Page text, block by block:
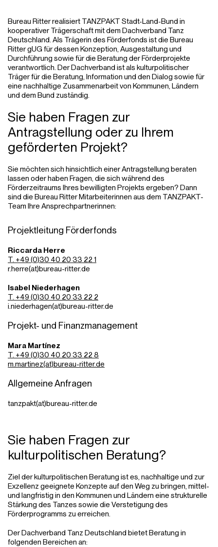
Bureau Ritter realisiert TANZPAKT Stadt-Land-Bund in
kooperativer Trägerschaft mit dem Dachverband Tanz
Deutschland. Als Trägerin des Förderfonds ist die Bureau
Ritter gUG für dessen Konzeption, Ausgestaltung und
Durchführung sowie für die Beratung der Förderprojekte
verantwortlich. Der Dachverband ist als kulturpolitischer
Träger für die Beratung, Information und den Dialog sowie für
eine nachhaltige Zusammenarbeit von Kommunen, Ländern
und dem Bund zuständig.
Sie haben Fragen zur
Antragstellung oder zu Ihrem
geförderten Projekt?
Sie möchten sich hinsichtlich einer Antragstellung beraten
lassen oder haben Fragen, die sich während des
Förderzeitraums Ihres bewilligten Projekts ergeben? Dann
sind die Bureau Ritter Mitarbeiterinnen aus dem TANZPAKT-
Team Ihre Ansprechpartnerinnen:
Projektleitung Förderfonds
Riccarda Herre
T. +49 (0)30 40 20 33 22 1
r.herre(at)bureau-ritter.de
Isabel Niederhagen
T. +49 (0)30 40 20 33 22 2
i.niederhagen(at)bureau-ritter.de
Projekt- und Finanzmanagement
Mara Martínez
T. +49 (0)30 40 20 33 22 8
m.martinez(at)bureau-ritter.de
Allgemeine Anfragen
tanzpakt(at)bureau-ritter.de
Sie haben Fragen zur
kulturpolitischen Beratung?
Ziel der kulturpolitischen Beratung ist es, nachhaltige und zur
Exzellenz geeignete Konzepte auf den Weg zu bringen, mittel-
und langfristig in den Kommunen und Ländern eine strukturelle
Stärkung des Tanzes sowie die Verstetigung des
Förderprogramms zu erreichen.
Der Dachverband Tanz Deutschland bietet Beratung in
folgenden Bereichen an: